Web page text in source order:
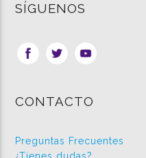
SÍGUENOS
CONTACTO
Preguntas Frecuentes